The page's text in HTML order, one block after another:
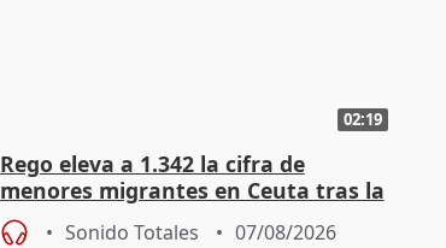
02:19
Rego eleva a 1.342 la cifra de
menores migrantes en Ceuta tras la
entrada masiva
Sonido Totales 07/08/2026